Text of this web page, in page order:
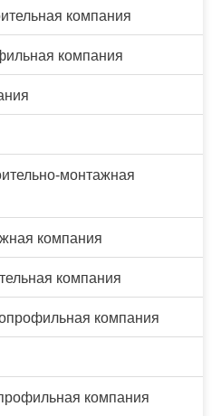
компания
компания
монтажная
компания
компания
компания
компания